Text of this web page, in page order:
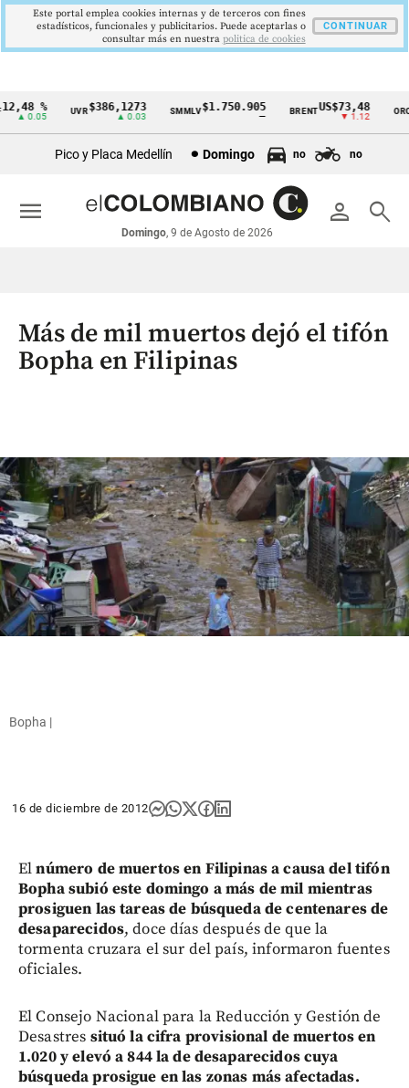
Cintillo
económicos
Colombia
%
▲ 0.05
UVR$386,1273
▲ 0.03
SMMLV$1.750.905 BRENTUS$73,48
▼ 1.12
ORO
Pico y Placa Medellín Domingo no no
person search
Domingo, 9 de Agosto de 2026
menu
Más de mil muertos dejó el tifón
Bopha en Filipinas
Bopha |
16 de diciembre de 2012
Elnúmero de muertos en Filipinas a causa del tifón
Bopha subió este domingo a más de mil mientras
prosiguen las tareas de búsqueda de centenares de
desaparecidos, doce días después de que la
tormenta cruzara el sur del país, informaron fuentes
oficiales.
El Consejo Nacional para la Reducción y Gestión de
Desastres situó la cifra provisional de muertos en
1.020 y elevó a 844 la de desaparecidos cuya
búsqueda prosigue en las zonas más afectadas.
Este portal emplea cookies internas y de terceros con fines
estadísticos, funcionales y publicitarios. Puede aceptarlas o
consultar más en nuestra politica de cookies
CONTINUAR